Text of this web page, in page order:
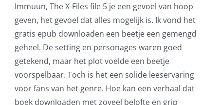
Immuun, The X-Files file 5 je een gevoel van hoop
geven, het gevoel dat alles mogelijk is. Ik vond het
gratis epub downloaden een beetje een gemengd
geheel. De setting en personages waren goed
getekend, maar het plot voelde een beetje
voorspelbaar. Toch is het een solide leeservaring
voor fans van het genre. Hoe kan een verhaal dat
boek downloaden met zoveel belofte en grip